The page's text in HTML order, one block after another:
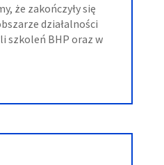
że zakończyły się
działalności
szkoleń BHP oraz w